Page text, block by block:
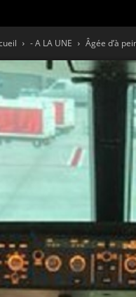
- A LA UNE Âgée d’à